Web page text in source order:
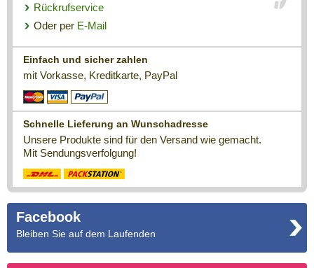
Rückrufservice
Oder per E-Mail
Einfach und sicher zahlen
mit Vorkasse, Kreditkarte, PayPal
Schnelle Lieferung an Wunschadresse
Unsere Produkte sind für den Versand wie gemacht.
Mit Sendungsverfolgung!
Facebook
Bleiben Sie auf dem Laufenden